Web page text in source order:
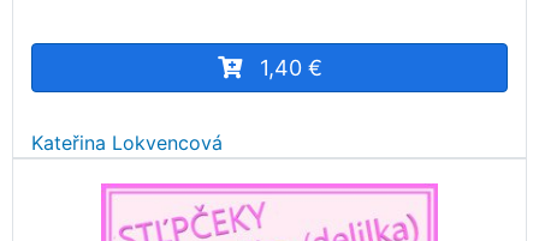
1,40 €
Kateřina Lokvencová